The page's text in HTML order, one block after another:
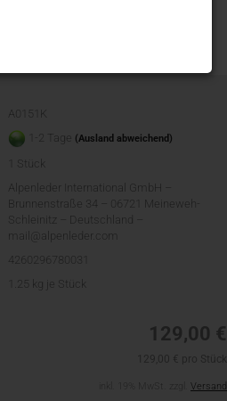
A0151K
1-2 Tage (Ausland abweichend)
Stück
Alpenleder International GmbH –
Brunnenstraße 34 – 06721 Meineweh-
Schleinitz – Deutschland –
mail@alpenleder.com
4260296780031
kg je Stück
129,00 €
Versand